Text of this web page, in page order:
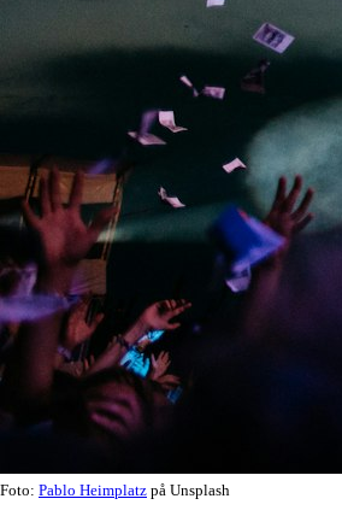
Foto: Pablo Heimplatz på Unsplash